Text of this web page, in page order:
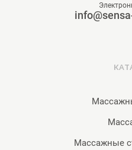
Массажные